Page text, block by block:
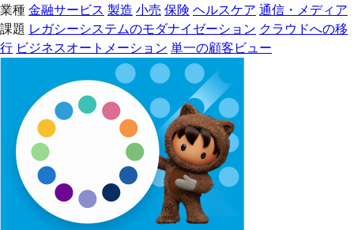
業種金融サービス 製造 小売 保険 ヘルスケア 通信・メディア
課題 レガシーシステムのモダナイゼーション クラウドへの移
行 ビジネスオートメーション 単一の顧客ビュー